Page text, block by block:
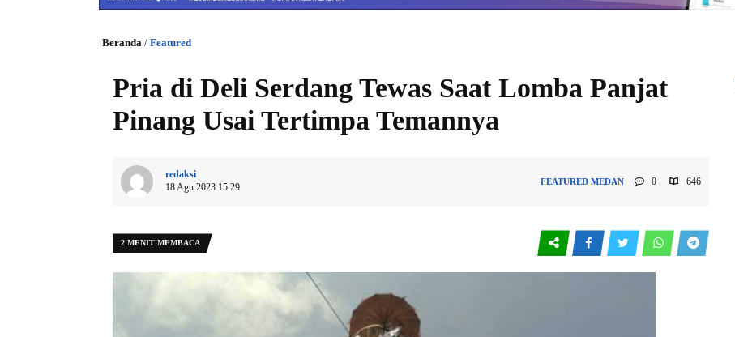
Beranda / Featured
Pria di Deli Serdang Tewas Saat Lomba Panjat
Pinang Usai Tertimpa Temannya
redaksi
18 Agu 2023 15:29
FEATURED MEDAN 0 646
2 MENIT MEMBACA